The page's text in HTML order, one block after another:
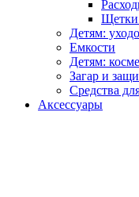
Детям:
Емкости
Детям:
Загар и
Средства
Аксессуары